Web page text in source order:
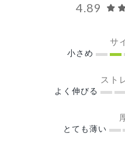
4.89
サ
小さめ
スト
よく伸びる
とても薄い